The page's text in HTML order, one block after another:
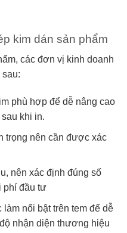
kim dán sản phẩm
các đơn vị kinh doanh
phù hợp để dễ nâng cao
khi in.
trọng nên cần được xác
nên xác định đúng số
phí đầu tư
nổi bật trên tem để dễ
nhận diện thương hiệu